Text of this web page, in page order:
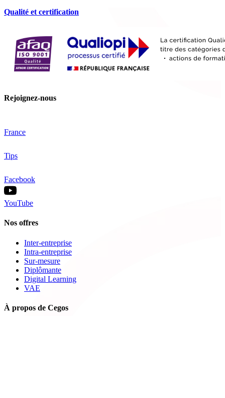
Qualité et certification
Rejoignez-nous
France
Tips
Facebook
YouTube
Nos offres
Inter-entreprise
Intra-entreprise
Sur-mesure
Diplômante
Digital Learning
VAE
À propos de Cegos